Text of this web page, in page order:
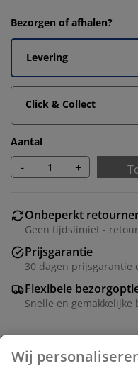
Bezorgen of afhalen?
Levering
Click & Collect
Aantal
- +
Onbeperkt
Geen tijdslimiet -
Prijsgarantie
30 dagen prijsgarantie
Flexibele
Snelle en gemakkelijke
Artikelnummer: 2786301
Wij